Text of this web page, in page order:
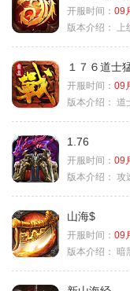
开服时间： 09
版本介绍：
１７６道士
开服时间： 09
版本介绍： 道
1.76
开服时间： 09
版本介绍： 攻
山海$
开服时间： 09
版本介绍：
暗